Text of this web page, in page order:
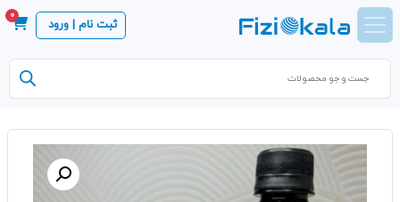
ثبت نام | ورود
0
Products
search